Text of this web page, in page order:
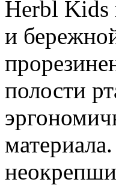
Herbl Kids
и
полости